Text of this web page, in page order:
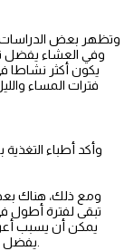
وتظهر بعض الدراسات
وفي العشاء يفضل
يكون أكثر نشاطا
فترات المساء
وأكد أطباء
ومع ذلك، هناك
تبقى لفترة أطول
يمكن أن يسبب
يفضل عدم ناول مثل هذه الأطعمة في الفترات المسائية.